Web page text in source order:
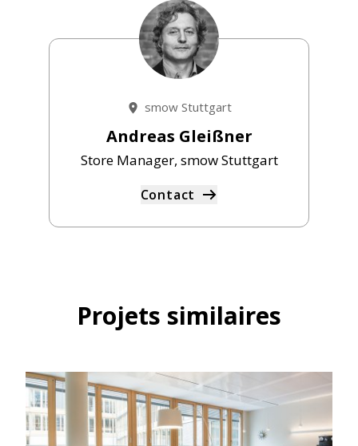
smow Stuttgart
Andreas Gleißner
Store Manager, smow Stuttgart
Contact
Projets similaires